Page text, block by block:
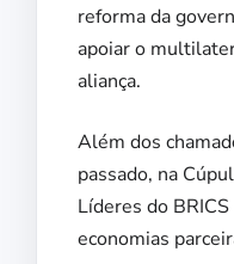
reforma da
apoiar o
aliança.
Além dos
passado, na
Líderes do
economias